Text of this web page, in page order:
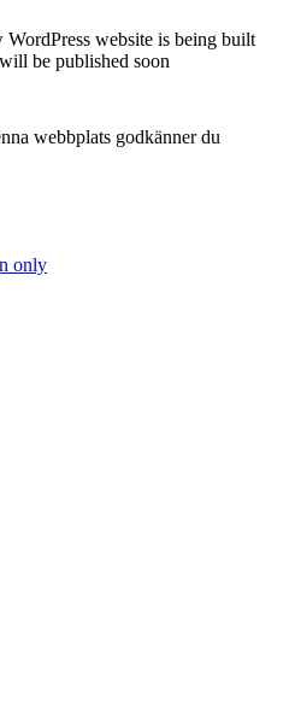
WordPress website is being built
be published soon
webbplats godkänner du
only